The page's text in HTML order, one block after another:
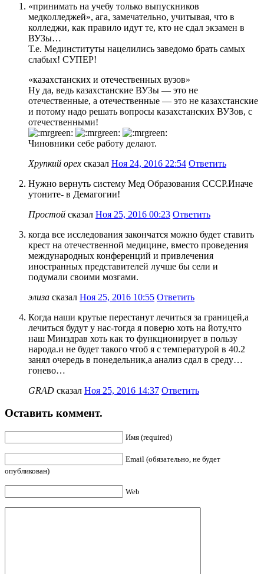
«принимать на учебу только выпускников
медколледжей», ага, замечательно, учитывая, что в
колледжи, как правило идут те, кто не сдал экзамен в
ВУЗы…
Т.е. Мединституты нацелились заведомо брать самых
слабых! СУПЕР!
«казахстанских и отечественных вузов»
Ну да, ведь казахстанские ВУЗы — это не
отечественные, а отечественные — это не казахстанские
и потому надо решать вопросы казахстанских ВУЗов, с
отечественными!
Чиновники себе работу делают.
Хрупкий орех сказал Ноя 24, 2016 22:54 Ответить
Нужно вернуть систему Мед Образования СССР.Иначе
утоните- в Демагогии!
Простой сказал Ноя 25, 2016 00:23 Ответить
когда все исследования закончатся можно будет ставить
крест на отечественной медицине, вместо проведения
международных конференций и привлечения
иностранных представителей лучше бы сели и
подумали своими мозгами.
элиза сказал Ноя 25, 2016 10:55 Ответить
Когда наши крутые перестанут лечиться за границей,а
лечиться будут у нас-тогда я поверю хоть на йоту,что
наш Минздрав хоть как то функционирует в пользу
народа.и не будет такого чтоб я с температурой в 40.2
занял очередь в понедельник,а анализ сдал в среду…
гонево…
GRAD сказал Ноя 25, 2016 14:37 Ответить
Оставить коммент.
Имя (required)
Email (обязательно, не будет
опубликован)
Web